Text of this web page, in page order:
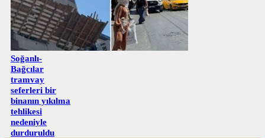
Soğanlı-
Bağcılar
tramvay
seferleri bir
binanın yıkılma
tehlikesi
nedeniyle
durduruldu